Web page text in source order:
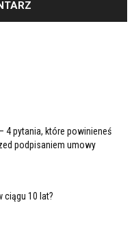
4 pytania, które powinieneś
podpisaniem umowy
ciągu 10 lat?